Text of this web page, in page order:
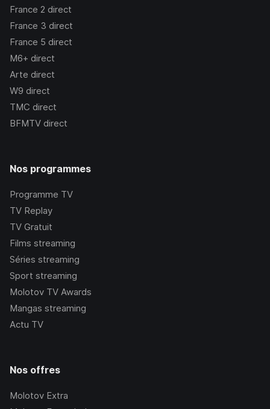
France 2 direct
France 3 direct
France 5 direct
M6+ direct
Arte direct
W9 direct
TMC direct
BFMTV direct
Nos programmes
Programme TV
TV Replay
TV Gratuit
Films streaming
Séries streaming
Sport streaming
Molotov TV Awards
Mangas streaming
Actu TV
Nos offres
Molotov Extra